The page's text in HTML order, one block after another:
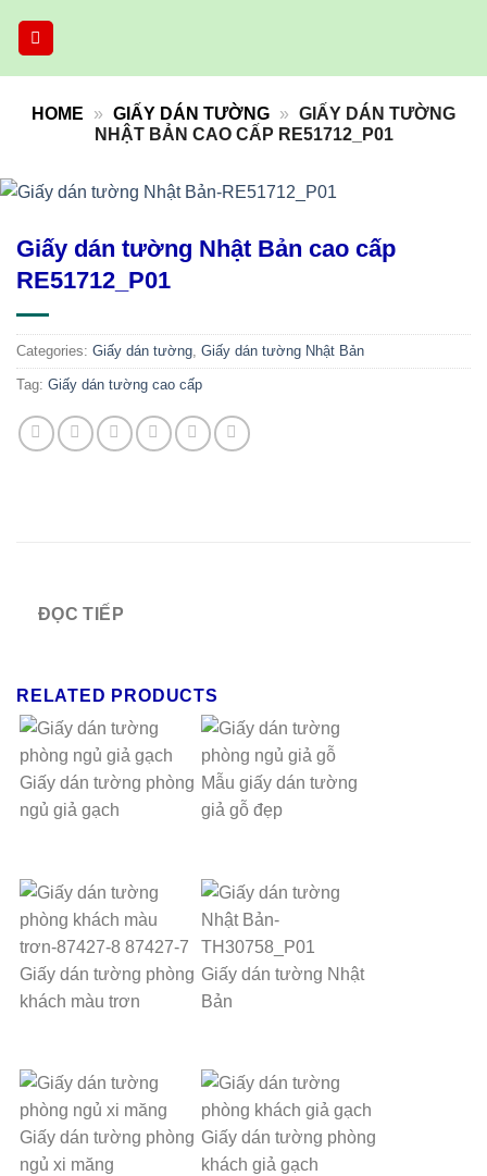
HOME » GIẤY DÁN TƯỜNG » GIẤY DÁN TƯỜNG
NHẬT BẢN CAO CẤP RE51712_P01
Giấy dán tường Nhật Bản cao cấp
RE51712_P01
Categories: Giấy dán tường, Giấy dán tường Nhật Bản
Tag: Giấy dán tường cao cấp
ĐỌC TIẾP
RELATED PRODUCTS
Giấy dán tường phòng
ngủ giả gạch
Mẫu giấy dán tường
giả gỗ đẹp
Giấy dán tường phòng
khách màu trơn
Giấy dán tường Nhật
Bản
Giấy dán tường phòng
ngủ xi măng
Giấy dán tường phòng
khách giả gạch